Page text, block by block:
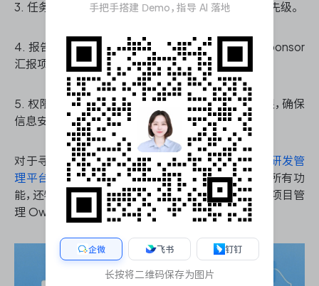
3. 任务管理：能够细化任务分配、跟踪进度和设置优先级。
4. 报告生成：自动生成项目报告，便于 Owner 向 Sponsor
汇报项目状况。
5. 权限管理：可以根据不同角色设置不同的访问权限，确保
信息安全。
对于寻找这样全面而强大的项目管理工具，ONES 研发管
理平台
是一个值得考虑的选择。它不仅提供了上述所有功
能，还特别适合国内企业的管理需求，能够有效支持项目管
理 Owner 和 Sponsor 的协作。
手把手搭建 Demo，指导 AI 落地
企微 飞书 钉钉
长按将二维码保存为图片